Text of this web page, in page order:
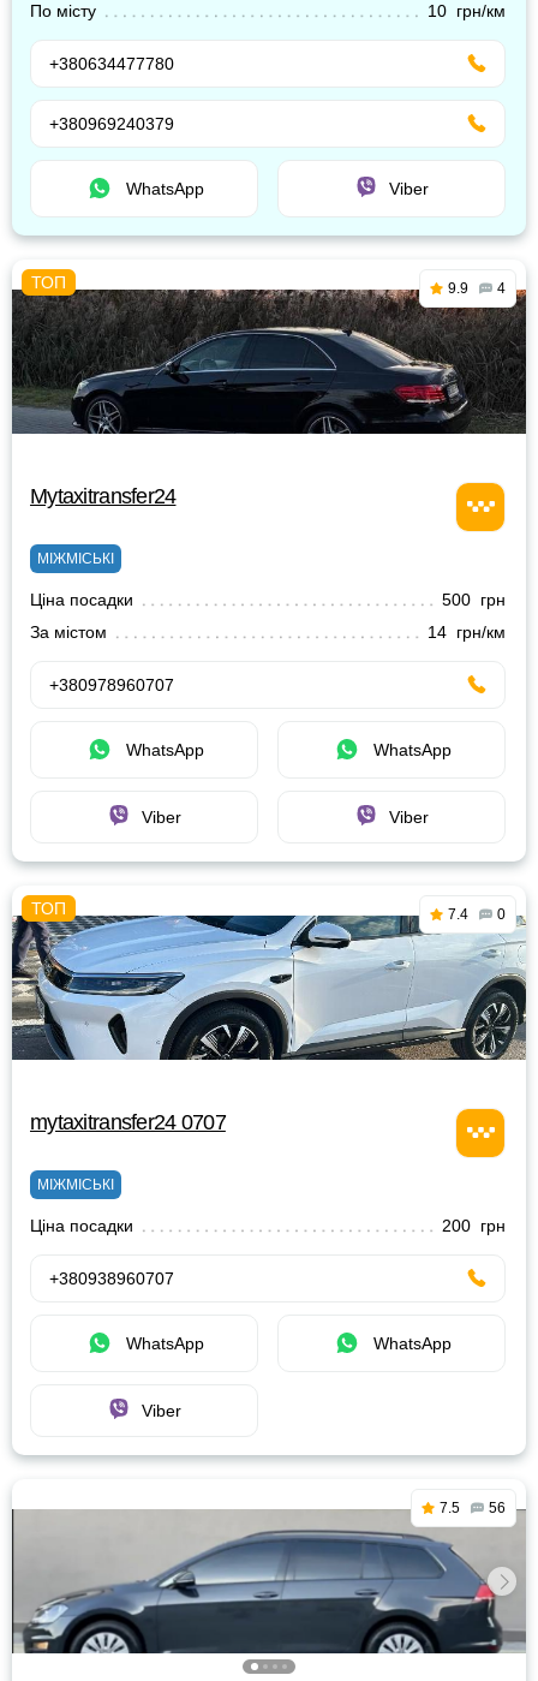
По місту
10 грн/км
+380634477780
+380969240379
WhatsApp Viber
9.9 4
Mytaxitransfer24
МІЖМІСЬКІ
Ціна посадки
500 грн
За містом
14 грн/км
+380978960707
WhatsApp WhatsApp
Viber Viber
7.4 0
mytaxitransfer24 0707
МІЖМІСЬКІ
Ціна посадки 200 грн
+380938960707
WhatsApp WhatsApp
Viber
7.5 56